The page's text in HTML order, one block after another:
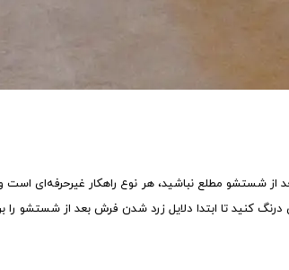
از شستشو مطلع نباشید، هر نوع راهکار غیرحرفه‌ای
کنید تا ابتدا دلایل زرد شدن فرش بعد از شستشو را